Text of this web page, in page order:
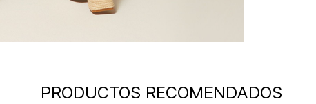
PRODUCTOS RECOMENDADOS